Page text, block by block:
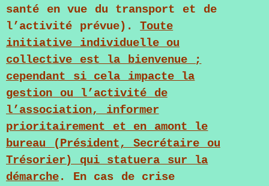
santé en vue du transport et de
l’activité prévue).Toute
initiative individuelle ou
collective est la bienvenue ;
cependant si cela impacte la
gestion ou l’activité de
l’association, informer
prioritairement et en amont le
bureau (Président, Secrétaire ou
Trésorier) qui statuera sur la
démarche. En cas de crise